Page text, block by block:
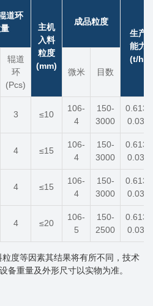
道环
主机
入料
粒度
(mm)
成品粒度
生产
能力
(t/h)
辊道
环
(Pcs)
微米 目数
3 ≤10
106-
4
150-
3000
0.613-
0.033
4 ≤15
106-
4
150-
3000
0.613-
0.033
4 ≤15
106-
4
150-
3000
0.613-
0.033
4 ≤20
106-
5
150-
2500
0.613-
0.033
度等因素其结果将有所不同，技术
备重量及外形尺寸以实物为准。